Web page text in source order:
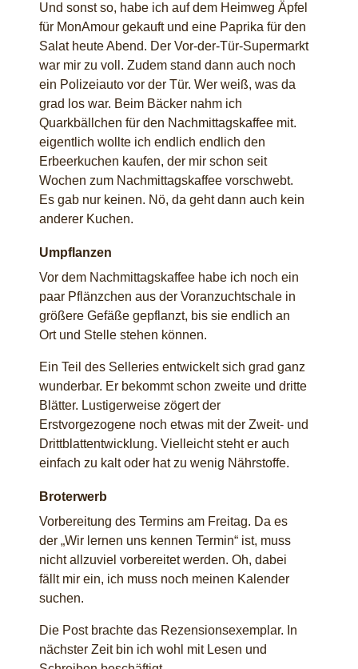
Und sonst so, habe ich auf dem Heimweg Äpfel
für MonAmour gekauft und eine Paprika für den
Salat heute Abend. Der Vor-der-Tür-Supermarkt
war mir zu voll. Zudem stand dann auch noch
ein Polizeiauto vor der Tür. Wer weiß, was da
grad los war. Beim Bäcker nahm ich
Quarkbällchen für den Nachmittagskaffee mit.
eigentlich wollte ich endlich endlich den
Erbeerkuchen kaufen, der mir schon seit
Wochen zum Nachmittagskaffee vorschwebt.
Es gab nur keinen. Nö, da geht dann auch kein
anderer Kuchen.
Umpflanzen
Vor dem Nachmittagskaffee habe ich noch ein
paar Pflänzchen aus der Voranzuchtschale in
größere Gefäße gepflanzt, bis sie endlich an
Ort und Stelle stehen können.
Ein Teil des Selleries entwickelt sich grad ganz
wunderbar. Er bekommt schon zweite und dritte
Blätter. Lustigerweise zögert der
Erstvorgezogene noch etwas mit der Zweit- und
Drittblattentwicklung. Vielleicht steht er auch
einfach zu kalt oder hat zu wenig Nährstoffe.
Broterwerb
Vorbereitung des Termins am Freitag. Da es
der „Wir lernen uns kennen Termin“ ist, muss
nicht allzuviel vorbereitet werden. Oh, dabei
fällt mir ein, ich muss noch meinen Kalender
suchen.
Die Post brachte das Rezensionsexemplar. In
nächster Zeit bin ich wohl mit Lesen und